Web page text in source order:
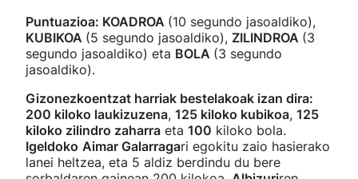
Puntuazioa: KOADROA (10 segundo jasoaldiko),
KUBIKOA (5 segundo jasoaldiko), ZILINDROA (3
segundo jasoaldiko) eta BOLA (3 segundo
jasoaldiko).
Gizonezkoentzat harriak bestelakoak izan dira:
200 kiloko laukizuzena, 125 kiloko kubikoa, 125
kiloko zilindro zaharra eta 100 kiloko bola.
Igeldoko Aimar Galarragari egokitu zaio hasierako
lanei heltzea, eta 5 aldiz berdindu du bere